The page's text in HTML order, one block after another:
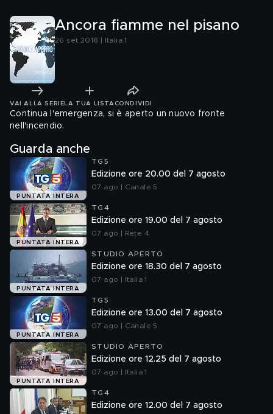
Ancora fiamme nel pisano
26 set 2018 | Italia 1
VAI ALLA SERIE LA TUA LISTA CONDIVIDI
Continua l'emergenza, si è aperto un nuovo fronte
nell'incendio.
Guarda anche
PUNTATA INTERA
TG5
Edizione ore 20.00 del 7 agosto
07 ago | Canale 5
PUNTATA INTERA
TG4
Edizione ore 19.00 del 7 agosto
07 ago | Rete 4
PUNTATA INTERA
STUDIO APERTO
Edizione ore 18.30 del 7 agosto
07 ago | Italia 1
PUNTATA INTERA
TG5
Edizione ore 13.00 del 7 agosto
07 ago | Canale 5
PUNTATA INTERA
STUDIO APERTO
Edizione ore 12.25 del 7 agosto
07 ago | Italia 1
TG4
Edizione ore 12.00 del 7 agosto